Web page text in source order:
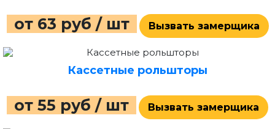
от 63 руб / шт Вызвать замерщика
Кассетные рольшторы
от 55 руб / шт Вызвать замерщика